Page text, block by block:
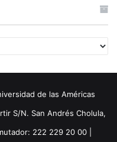
de las Américas
S/N. San Andrés Cholula,
222 229 20 00 |